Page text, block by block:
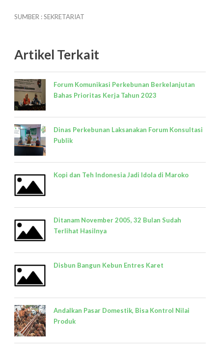
SUMBER : SEKRETARIAT
Artikel Terkait
Forum Komunikasi Perkebunan Berkelanjutan
Bahas Prioritas Kerja Tahun 2023
Dinas Perkebunan Laksanakan Forum Konsultasi
Publik
Kopi dan Teh Indonesia Jadi Idola di Maroko
Ditanam November 2005, 32 Bulan Sudah
Terlihat Hasilnya
Disbun Bangun Kebun Entres Karet
Andalkan Pasar Domestik, Bisa Kontrol Nilai
Produk